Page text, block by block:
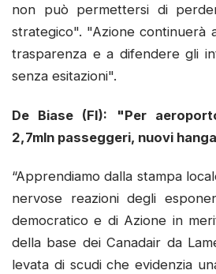
non può permettersi di
strategico". "Azione continuerà
trasparenza e a difendere gli
senza esitazioni".
De Biase (FI): "Per
2,7mln passeggeri, nuovi
“Apprendiamo dalla stampa
nervose reazioni degli
democratico e di Azione in
della base dei Canadair da
levata di scudi che evidenzia